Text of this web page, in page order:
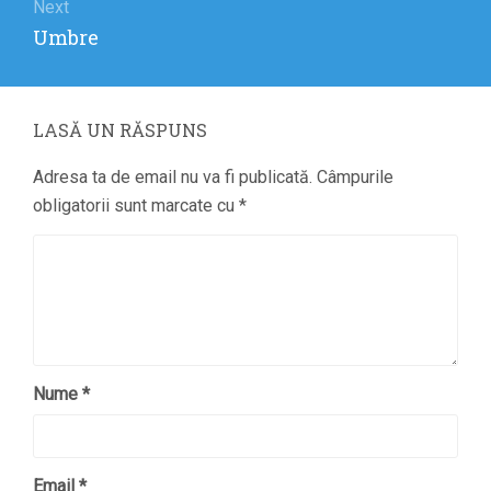
Next
Next
Umbre
LASĂ UN RĂSPUNS
Adresa ta de email nu va fi publicată. Câmpurile
obligatorii sunt marcate cu *
Nume *
Email *